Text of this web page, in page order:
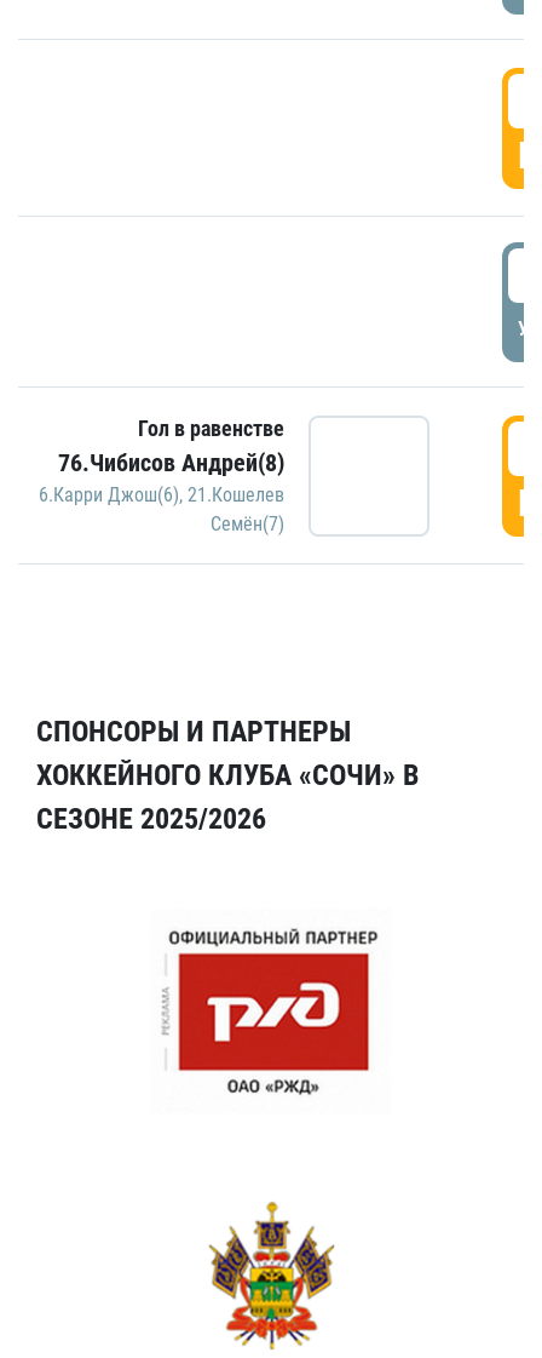
Гол в равенстве
76.Чибисов Андрей(8)
6.Карри Джош(6), 21.Кошелев
Семён(7)
СПОНСОРЫ И ПАРТНЕРЫ
ХОККЕЙНОГО КЛУБА «СОЧИ» В
СЕЗОНЕ 2025/2026